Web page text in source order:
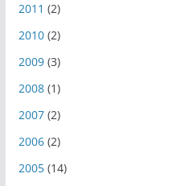
2011 (2)
2010(2)
2009(3)
2008(1)
2007(2)
2006(2)
2005(14)